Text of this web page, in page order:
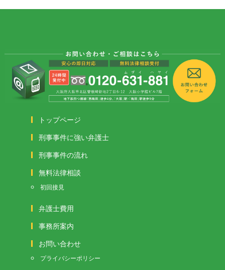
トップページ
刑事事件に強い弁護士
刑事事件の流れ
無料法律相談
初回接見
弁護士費用
事務所案内
お問い合わせ
プライバシーポリシー